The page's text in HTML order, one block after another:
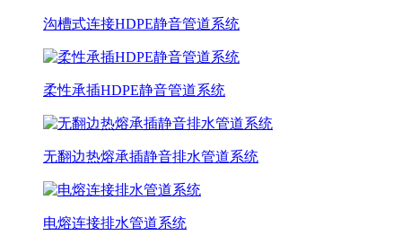
沟槽式连接HDPE静音管道系统
柔性承插HDPE静音管道系统
无翻边热熔承插静音排水管道系统
电熔连接排水管道系统